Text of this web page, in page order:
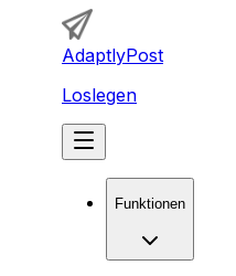
AdaptlyPost
Loslegen
Funktionen